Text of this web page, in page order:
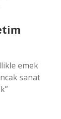
emek
sanat